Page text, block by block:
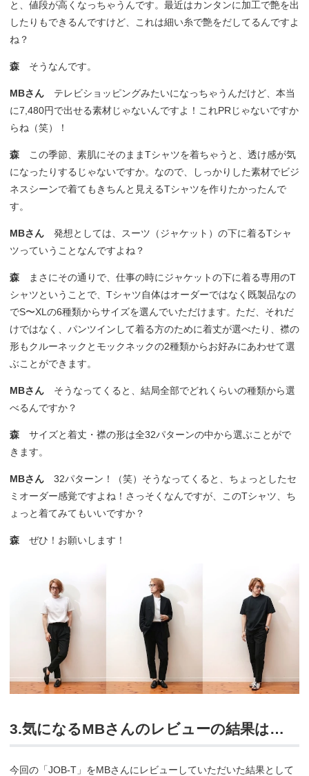
と、値段が高くなっちゃうんです。最近はカンタンに加工で艶を出
したりもできるんですけど、これは細い糸で艶をだしてるんですよ
ね？
森 そうなんです。
MBさん テレビショッピングみたいになっちゃうんだけど、本当
に7,480円で出せる素材じゃないんですよ！これPRじゃないですか
らね（笑）！
森 この季節、素肌にそのままTシャツを着ちゃうと、透け感が気
になったりするじゃないですか。なので、しっかりした素材でビジ
ネスシーンで着てもきちんと見えるTシャツを作りたかったんで
す。
MBさん 発想としては、スーツ（ジャケット）の下に着るTシャ
ツっていうことなんですよね？
森 まさにその通りで、仕事の時にジャケットの下に着る専用のT
シャツということで、Tシャツ自体はオーダーではなく既製品なの
でS〜XLの6種類からサイズを選んでいただけます。ただ、それだ
けではなく、パンツインして着る方のために着丈が選べたり、襟の
形もクルーネックとモックネックの2種類からお好みにあわせて選
ぶことができます。
MBさん そうなってくると、結局全部でどれくらいの種類から選
べるんですか？
森 サイズと着丈・襟の形は全32パターンの中から選ぶことがで
きます。
MBさん 32パターン！（笑）そうなってくると、ちょっとしたセ
ミオーダー感覚ですよね！さっそくなんですが、このTシャツ、ち
ょっと着てみてもいいですか？
森 ぜひ！お願いします！
3.気になるMBさんのレビューの結果は…
今回の「JOB-T」をMBさんにレビューしていただいた結果として